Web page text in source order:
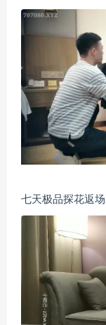
七天极品探花返